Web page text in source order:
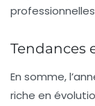
Tendances
En somme,
riche en